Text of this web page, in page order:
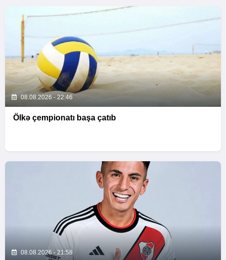
08.08.2026 - 22:46
Ölkə çempionatı başa çatıb
08.08.2026 - 21:58